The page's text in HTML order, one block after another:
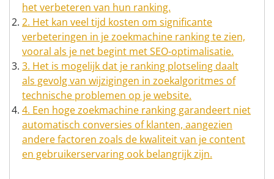
het verbeteren van hun ranking.
2. Het kan veel tijd kosten om significante
verbeteringen in je zoekmachine ranking te zien,
vooral als je net begint met SEO-optimalisatie.
3. Het is mogelijk dat je ranking plotseling daalt
als gevolg van wijzigingen in zoekalgoritmes of
technische problemen op je website.
4. Een hoge zoekmachine ranking garandeert niet
automatisch conversies of klanten, aangezien
andere factoren zoals de kwaliteit van je content
en gebruikerservaring ook belangrijk zijn.